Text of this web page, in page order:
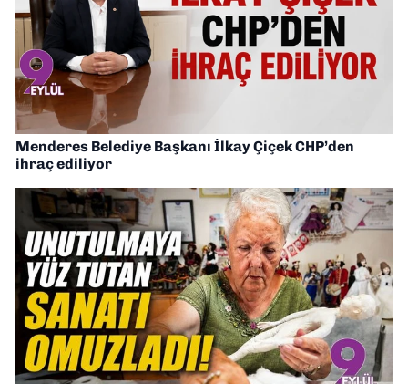
Menderes Belediye Başkanı İlkay Çiçek CHP’den
ihraç ediliyor